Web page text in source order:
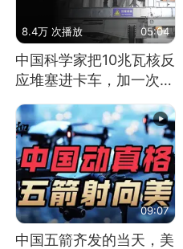
8.4万 次播放 05:04
中国科学家把10兆瓦核反
应堆塞进卡车，加一次燃
09:07
中国五箭齐发的当天，美